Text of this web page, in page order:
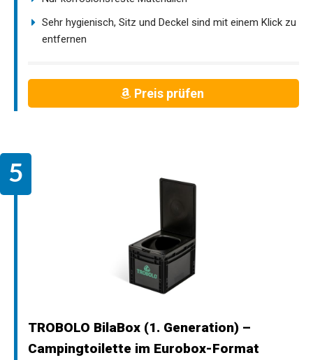
Sehr hygienisch, Sitz und Deckel sind mit einem Klick zu
entfernen
Preis prüfen
TROBOLO BilaBox (1. Generation) –
Campingtoilette im Eurobox-Format